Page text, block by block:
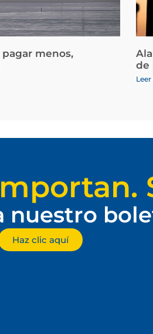
menos,
de
Leer
nuestro
Haz clic aquí